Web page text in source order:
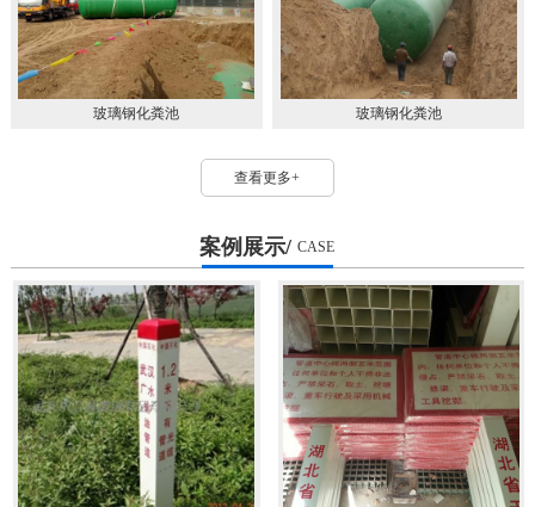
玻璃钢化粪池 玻璃钢化粪池
查看更多+
案例展示/ CASE